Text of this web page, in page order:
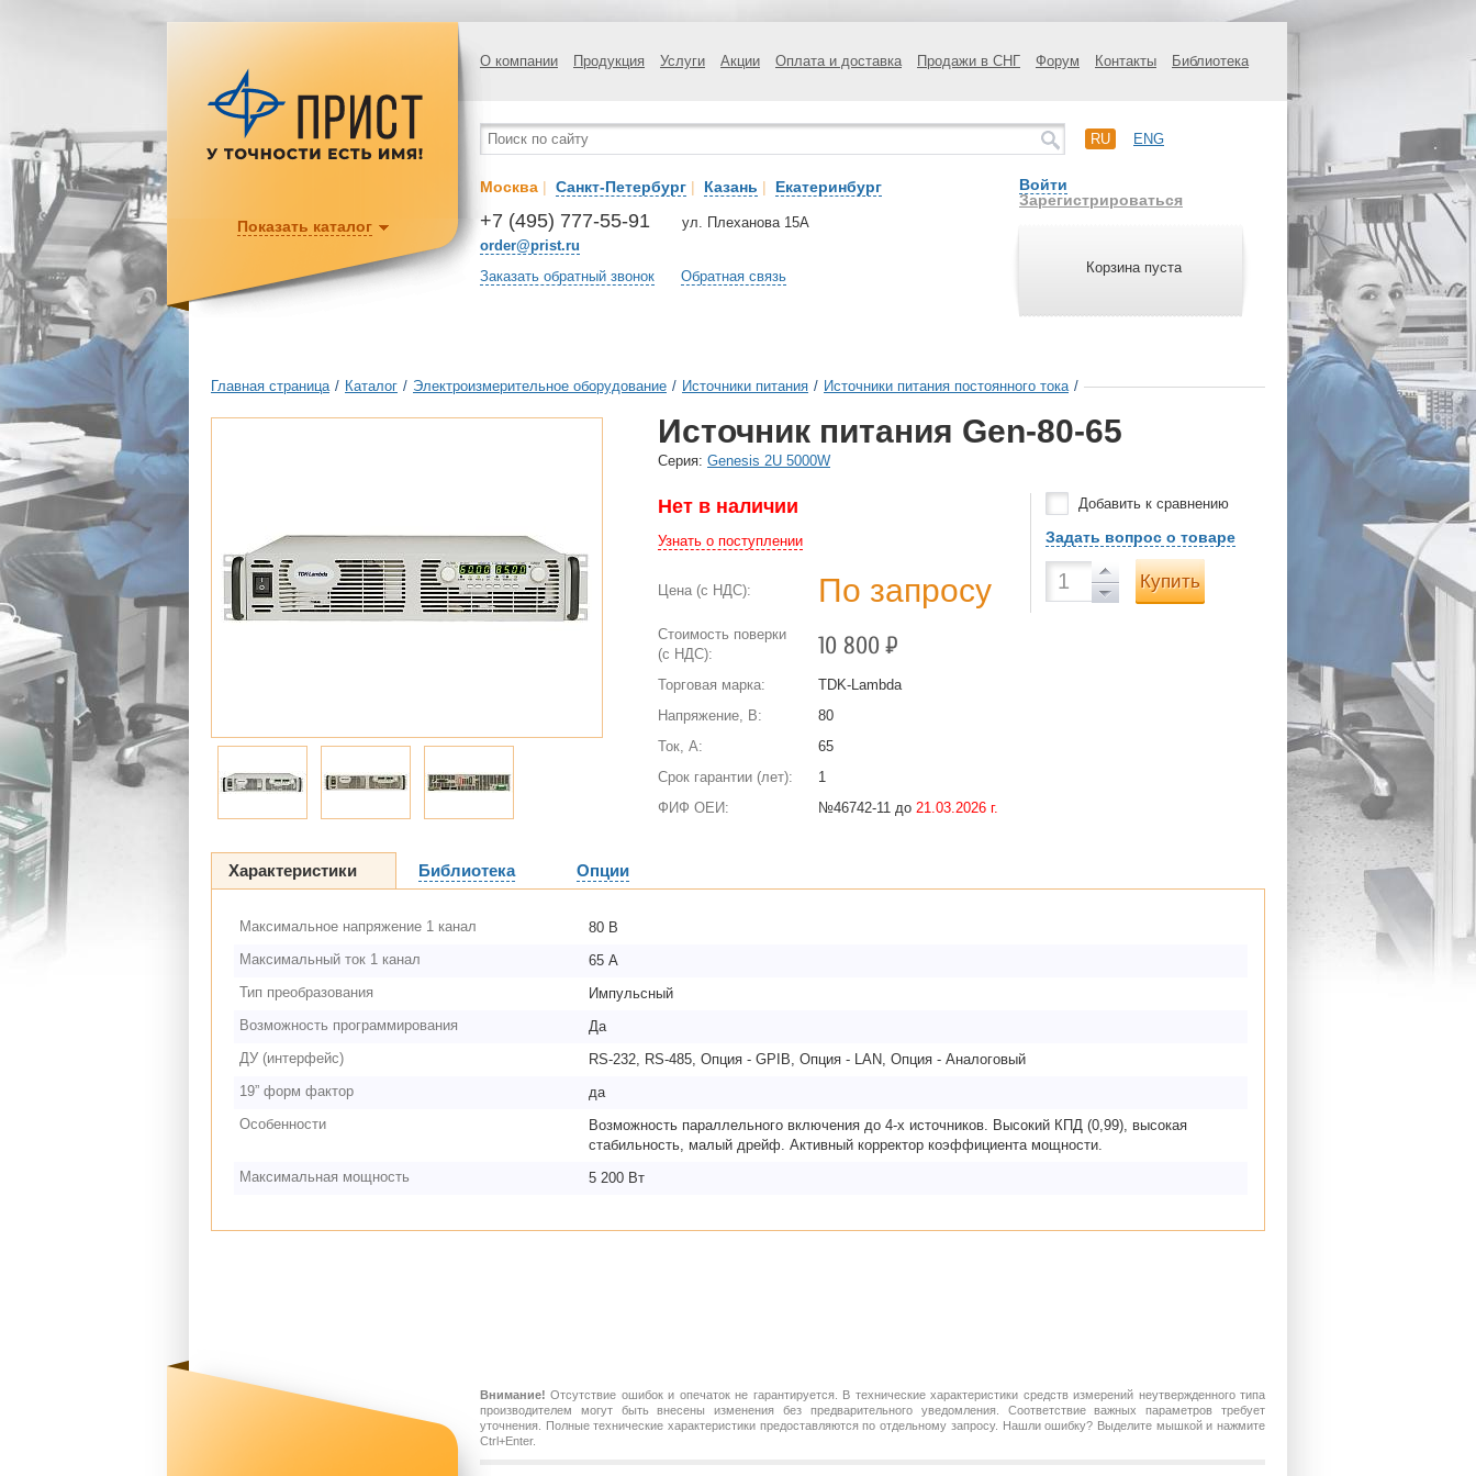
О компании Продукция Услуги Акции Оплата и доставка Продажи в СНГ Форум Контакты Библиотека
RU ENG
Москва | Санкт-Петербург | Казань | Екатеринбург
+7 (495) 777-55-91
order@prist.ru
ул. Плеханова 15А
Заказать обратный звонок Обратная связь
Войти
Зарегистрироваться
Корзина пуста
Показать каталог
Главная страница / Каталог / Электроизмерительное оборудование / Источники питания / Источники питания постоянного тока /
Источник питания Gen-80-65
Cерия: Genesis 2U 5000W
Нет в наличии
Узнать о поступлении
Цена (с НДС): По запросу
Стоимость поверки
(с НДС):
10 800Р
Торговая марка:
TDK-Lambda
Напряжение, В:
80
Ток, А:
65
Срок гарантии (лет):
1
ФИФ ОЕИ:
№46742-11 до 21.03.2026 г.
Добавить к сравнению
Задать вопрос о товаре
Купить
Характеристики Библиотека Опции
Максимальное напряжение 1 канал
80 В
Максимальный ток 1 канал
65 А
Тип преобразования
Импульсный
Возможность программирования
Да
ДУ (интерфейс)
RS-232, RS-485, Опция - GPIB, Опция - LAN, Опция - Аналоговый
19” форм фактор
да
Особенности
Возможность параллельного включения до 4-х источников. Высокий КПД (0,99), высокая
стабильность, малый дрейф. Активный корректор коэффициента мощности.
Максимальная мощность
5 200 Вт
Внимание! Отсутствие ошибок и опечаток не гарантируется. В технические характеристики средств измерений неутвержденного типа
производителем могут быть внесены изменения без предварительного уведомления. Соответствие важных параметров требует
уточнения. Полные технические характеристики предоставляются по отдельному запросу. Нашли ошибку? Выделите мышкой и нажмите
Ctrl+Enter.